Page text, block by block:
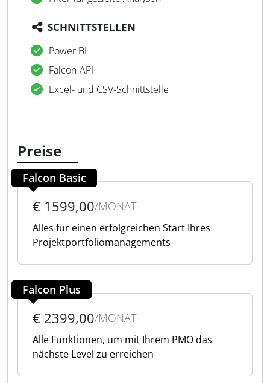
SCHNITTSTELLEN
Power BI
Falcon-API
Excel- und CSV-Schnittstelle
Preise
Falcon Basic
€ 1599,00/MONAT
Alles für einen erfolgreichen Start Ihres
Projektportfoliomanagements
Falcon Plus
€ 2399,00/MONAT
Alle Funktionen, um mit Ihrem PMO das
nächste Level zu erreichen